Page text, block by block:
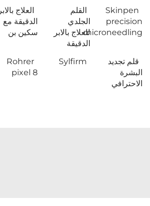
Skinpen
precision
microneedling
القلم
الجلدي
للعلاج بالابر
الدقيقة
العلاج بالابر
الدقيقة مع
سكين بن
قلم تجديد
البشرة
الاحترافي
Sylfirm
Rohrer
pixel 8